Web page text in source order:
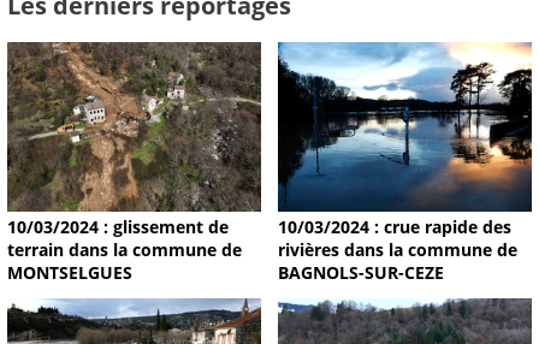
10/03/2024 : glissement de
terrain dans la commune de
MONTSELGUES
10/03/2024 : crue rapide des
rivières dans la commune de
BAGNOLS-SUR-CEZE